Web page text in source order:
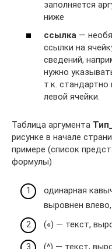
заполняется
ниже
ссылка —
ссылки на
сведений,
нужно
т.к. стандартно
левой ячейки.
Таблица аргумента
рисунке в начале
примере (список
формулы)
одинарная
выровнен влево,
(«) — текст,
(^) — текст,